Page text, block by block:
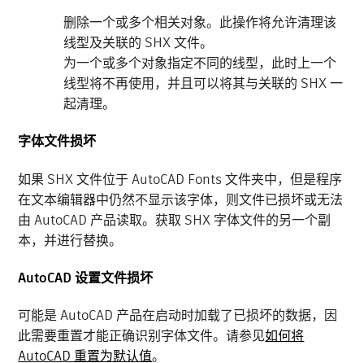
删除一个或多个相关对象。此操作将允许清理该
线型及关联的 SHX 文件。
为一个或多个对象指定不同的线型，此时上一个
线型将不再使用，并且可以将其与关联的 SHX 一
起清理。
字体文件损坏
如果 SHX 文件位于 AutoCAD Fonts 文件夹中，但是程序
在文本编辑器中仍然不显示该字体，则文件已损坏或无法
由 AutoCAD 产品读取。获取 SHX 字体文件的另一个副
本，并进行替换。
AutoCAD 设置文件损坏
可能是 AutoCAD 产品在启动时加载了已损坏的数据，因
此需要重置才能正确识别字体文件。请参见如何将
AutoCAD 重置为默认值。